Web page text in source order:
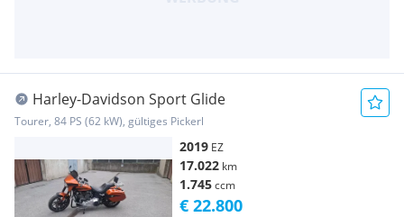
Harley-Davidson Sport Glide
Tourer, 84 PS (62 kW), gültiges Pickerl
2019 EZ
17.022 km
1.745ccm
€ 22.800